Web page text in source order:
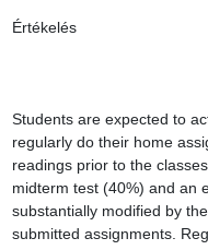
Értékelés
Students are expected to
regularly do their home
readings prior to the
midterm test (40%) and an
substantially modified by
submitted assignments.